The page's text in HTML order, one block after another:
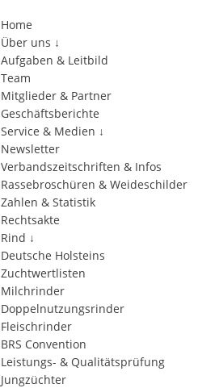
Home
Über uns ↓
Aufgaben & Leitbild
Team
Mitglieder & Partner
Geschäftsberichte
Service & Medien ↓
Newsletter
Verbandszeitschriften & Infos
Rassebroschüren & Weideschilder
Zahlen & Statistik
Rechtsakte
Rind ↓
Deutsche Holsteins
Zuchtwertlisten
Milchrinder
Doppelnutzungsrinder
Fleischrinder
BRS Convention
Leistungs- & Qualitätsprüfung
Jungzüchter